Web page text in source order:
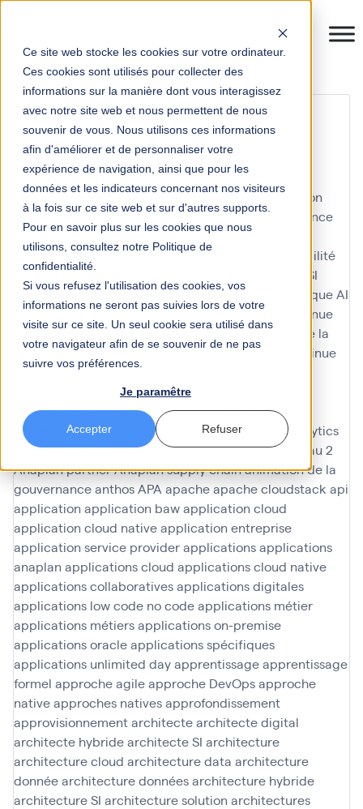
Ce site web stocke les cookies sur votre ordinateur.
Ces cookies sont utilisés pour collecter des
informations sur la manière dont vous interagissez
avec notre site web et nous permettent de nous
souvenir de vous. Nous utilisons ces informations
afin d'améliorer et de personnaliser votre
expérience de navigation, ainsi que pour les
données et les indicateurs concernant nos visiteurs
à la fois sur ce site web et sur d'autres supports.
Pour en savoir plus sur les cookies que nous
utilisons, consultez notre Politique de
confidentialité.
Si vous refusez l'utilisation des cookies, vos
informations ne seront pas suivies lors de votre
visite sur ce site. Un seul cookie sera utilisé dans
votre navigateur afin de se souvenir de ne pas
suivre vos préférences.
Je paramêtre
Accepter Refuser
support utilisateur
10KM Paris accompagnementaccompagnement
Anaplan accompagnement IFSachatsacquisition
acteuracteur clé actualité actualitésadministration
administration des ventesadoption utilisateur
agence
nationale de la rechercheAgents IA SAP ERP
agilité agilité à l'échelle agilité de l'organisation
agilité
des organisations
agilité du SI
agilité du système d'information agilité technologiqueAI
aide au choix AIFE amélioration amélioration continue
amélioration de l'expérience client amélioration de la
performanceamélioration de la performance continue
amélioration en continu
AMOA Infinoéanalyse
Analyse de donnéesanalyse donnéesanalyse du
contenu
analyses ad hoc analyses predictives
analytics
analytiqueanaplanAnaplan financeAnaplan niveau 2
Anaplan partnerAnaplan supply chainanimation de la
gouvernanceanthosAPA apacheapache cloudstack api
application application bawapplication cloud
application cloud nativeapplication entreprise
application service providerapplicationsapplications
anaplan applications cloud applications cloud native
applications collaborativesapplications digitales
applications low code no codeapplications métier
applications métiersapplications on-premise
applications oracleapplications spécifiques
applications unlimited dayapprentissageapprentissage
formel approche agileapproche DevOpsapproche
nativeapproches nativesapprofondissement
approvisionnementarchitectearchitecte digital
architecte hybridearchitecte SI architecture
architecture cloud architecture data architecture
donnéearchitecture donnéesarchitecture hybride
architecture SI architecture solution architectures